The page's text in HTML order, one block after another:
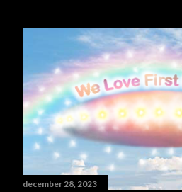
v
e
december 28, 2023